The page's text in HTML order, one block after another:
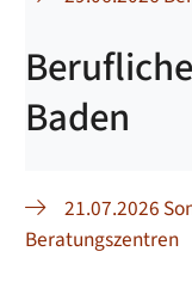
Baden
21.07.2026
Beratungszentren